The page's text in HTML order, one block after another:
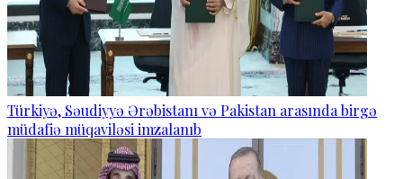
Türkiyə, Səudiyyə Ərəbistanı və Pakistan arasında birgə
müdafiə müqaviləsi imzalanıb